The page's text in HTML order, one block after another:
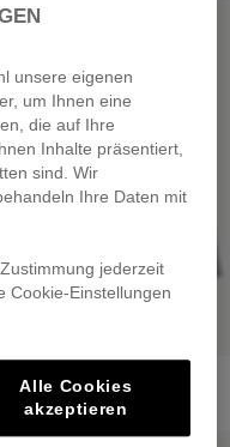
Jacket
€ 85,00
unsere eigenen
um Ihnen eine
die auf Ihre
Inhalte präsentiert,
sind. Wir
Ihre Daten mit
jederzeit
Cookie-Einstellungen
Alle Cookies
akzeptieren